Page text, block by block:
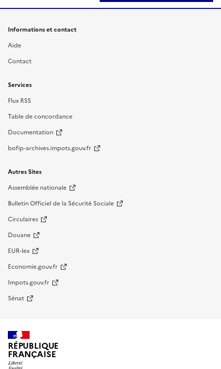
Informations et contact
Aide
Contact
Services
Flux RSS
Table de concordance
Documentation
bofip-archives.impots.gouv.fr
Autres Sites
Assemblée nationale
Bulletin Officiel de la Sécurité Sociale
Circulaires
Douane
EUR-lex
Economie.gouv.fr
Impots.gouv.fr
Sénat
RÉPUBLIQUE
FRANÇAISE